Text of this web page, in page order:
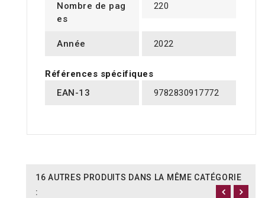
Nombre de pag
es
220
Année 2022
Références spécifiques
EAN-13
9782830917772
16 AUTRES PRODUITS DANS LA MÊME CATÉGORIE
: